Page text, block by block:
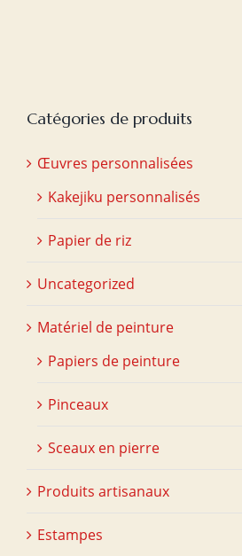
Catégories de produits
Œuvres personnalisées
Kakejiku personnalisés
Papier de riz
Uncategorized
Matériel de peinture
Papiers de peinture
Pinceaux
Sceaux en pierre
Produits artisanaux
Estampes